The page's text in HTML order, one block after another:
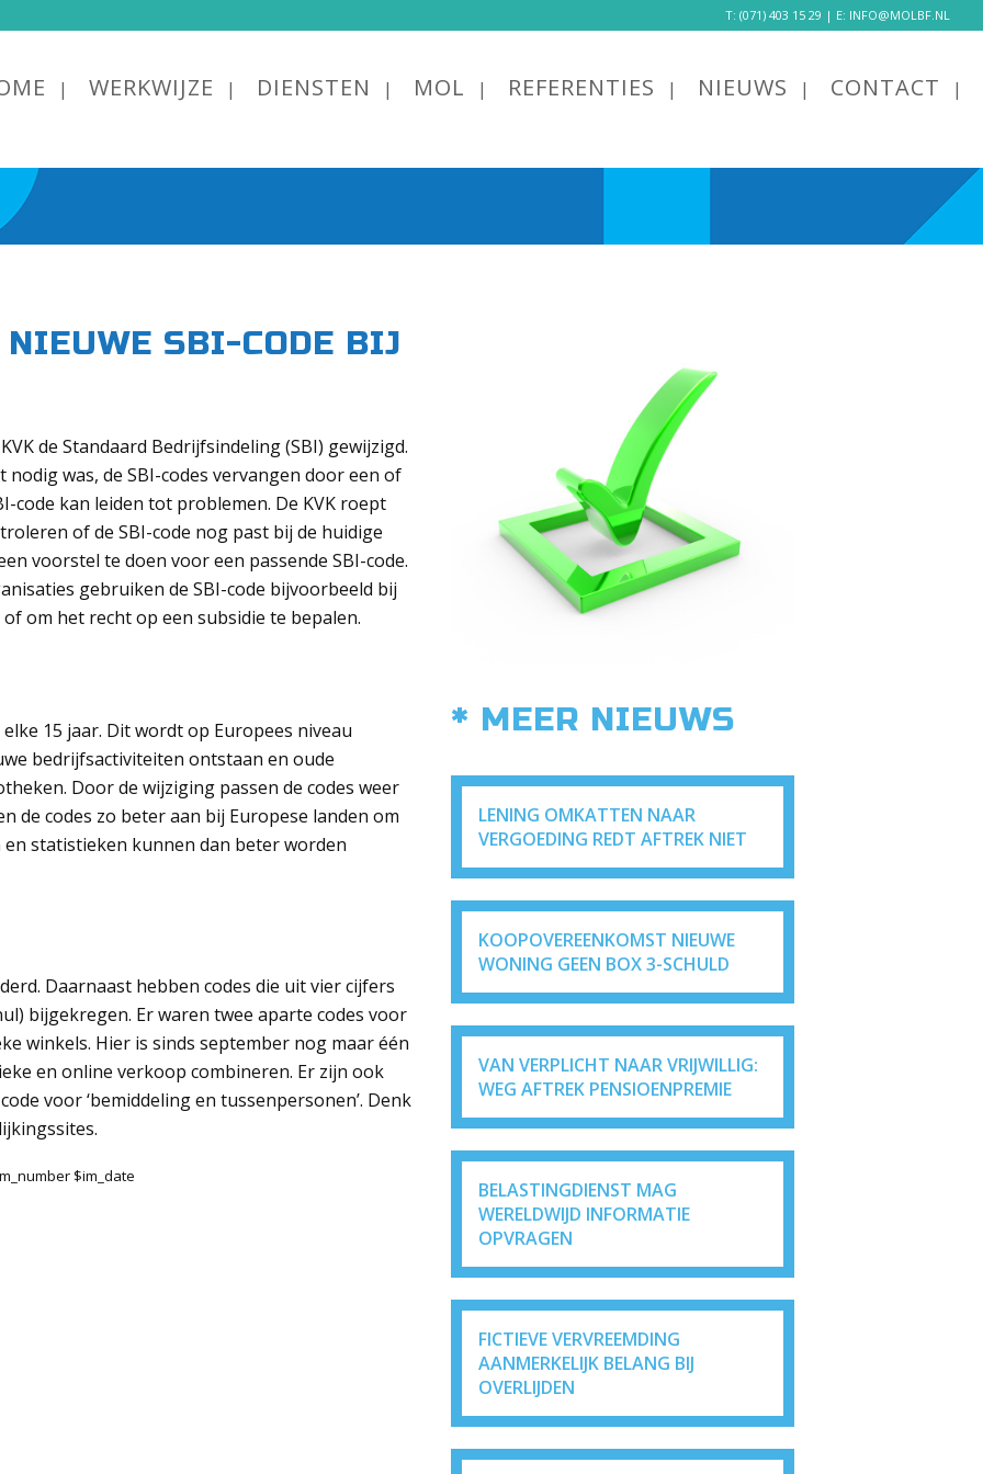
T: (071) 403 15 29 | E: INFO@MOLBF.NL
WERKWIJZE DIENSTEN MOL REFERENTIES NIEUWS CONTACT
NIEUWE SBI-CODE BIJ
de Standaard Bedrijfsindeling (SBI) gewijzigd.
was, de SBI-codes vervangen door een of
code kan leiden tot problemen. De KVK roept
of de SBI-code nog past bij de huidige
voorstel te doen voor een passende SBI-code.
gebruiken de SBI-code bijvoorbeeld bij
om het recht op een subsidie te bepalen.
15 jaar. Dit wordt op Europees niveau
bedrijfsactiviteiten ontstaan en oude
Door de wijziging passen de codes weer
de codes zo beter aan bij Europese landen om
statistieken kunnen dan beter worden
Daarnaast hebben codes die uit vier cijfers
bijgekregen. Er waren twee aparte codes voor
winkels. Hier is sinds september nog maar één
en online verkoop combineren. Er zijn ook
voor ‘bemiddeling en tussenpersonen’. Denk
$im_date
* MEER NIEUWS
LENING OMKATTEN NAAR
VERGOEDING REDT AFTREK NIET
KOOPOVEREENKOMST NIEUWE
WONING GEEN BOX 3-SCHULD
VAN VERPLICHT NAAR VRIJWILLIG:
WEG AFTREK PENSIOENPREMIE
BELASTINGDIENST MAG
WERELDWIJD INFORMATIE
OPVRAGEN
FICTIEVE VERVREEMDING
AANMERKELIJK BELANG BIJ
OVERLIJDEN